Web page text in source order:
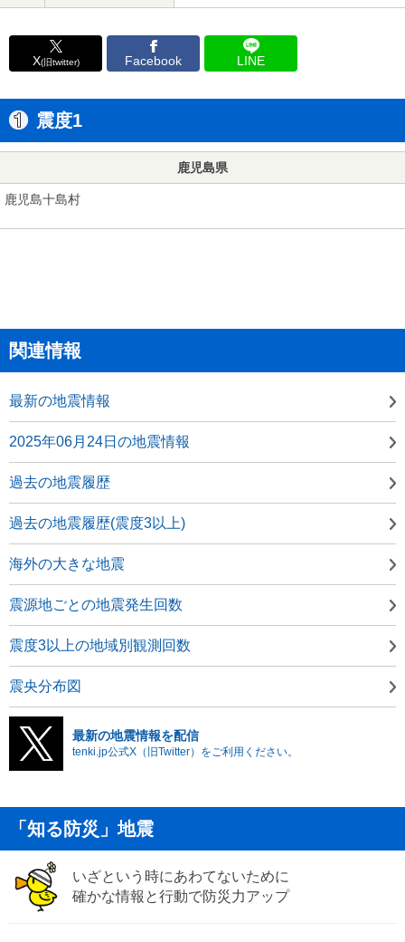
X(旧twitter) Facebook LINE
震度1
鹿児島県
鹿児島十島村
関連情報
最新の地震情報
2025年06月24日の地震情報
過去の地震履歴
過去の地震履歴(震度3以上)
海外の大きな地震
震源地ごとの地震発生回数
震度3以上の地域別観測回数
震央分布図
最新の地震情報を配信
tenki.jp公式X（旧Twitter）をご利用ください。
「知る防災」地震
いざという時にあわてないために
確かな情報と行動で防災力アップ